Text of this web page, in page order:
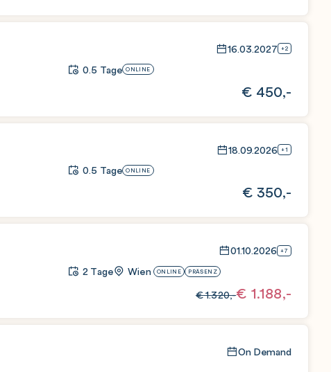
0.5 Tage ONLINE
16.03.2027 +2
€ 450,-
0.5 Tage ONLINE
18.09.2026 +1
€ 350,-
2 Tage Wien ONLINE PRÄSENZ
01.10.2026 +7
€ 1.188,-
€1.320,-
On Demand